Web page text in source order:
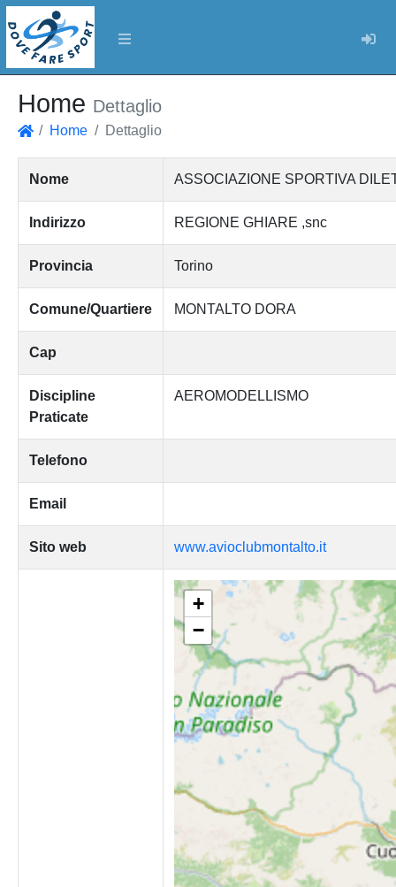
Home Dettaglio
Home Dettaglio
Nome ASSOCIAZIONE SPORTIVA
Indirizzo REGIONE GHIARE ,snc
Provincia Torino
Comune/Quartiere MONTALTO DORA
Cap
Discipline
Praticate
AEROMODELLISMO
Telefono
Email
Sito web www.avioclubmontalto.it
+
−